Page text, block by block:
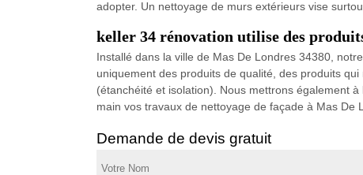
adopter. Un nettoyage de murs extérieurs vise
keller 34 rénovation utilise des
Installé dans la ville de Mas De Londres 34380,
uniquement des produits de qualité, des produits
(étanchéité et isolation). Nous mettrons également
main vos travaux de nettoyage de façade à Mas De
Demande de devis gratuit